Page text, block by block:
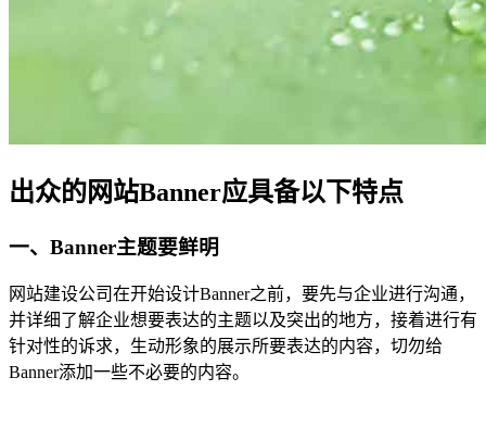
出众的网站Banner应具备以下特点
一、Banner主题要鲜明
网站建设公司在开始设计Banner之前，要先与企业进行沟通，
并详细了解企业想要表达的主题以及突出的地方，接着进行有
针对性的诉求，生动形象的展示所要表达的内容，切勿给
Banner添加一些不必要的内容。